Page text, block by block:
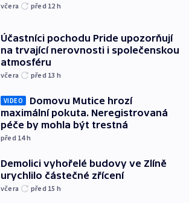
včera před 12 h
Účastníci pochodu Pride upozorňují
na trvající nerovnosti i společenskou
atmosféru
včera před 13 h
VIDEO
Domovu Mutice hrozí
maximální pokuta. Neregistrovaná
péče by mohla být trestná
před 14h
Demolici vyhořelé budovy ve Zlíně
urychlilo částečné zřícení
včera před 15 h